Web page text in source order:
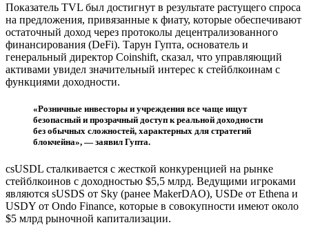
Показатель TVL был достигнут в результате растущего спроса
на предложения, привязанные к фиату, которые обеспечивают
остаточный доход через протоколы децентрализованного
финансирования (DeFi). Тарун Гупта, основатель и
генеральный директор Coinshift, сказал, что управляющий
активами увидел значительный интерес к стейблкоинам с
функциями доходности.
«Розничные инвесторы и учреждения все чаще ищут
безопасный и прозрачный доступ к реальной доходности
без обычных сложностей, характерных для стратегий
блокчейна», — заявил Гупта.
csUSDL сталкивается с жесткой конкуренцией на рынке
стейблкоинов с доходностью $5,5 млрд. Ведущими игроками
являются sUSDS от Sky (ранее MakerDAO), USDe от Ethena и
USDY от Ondo Finance, которые в совокупности имеют около
$5 млрд рыночной капитализации.